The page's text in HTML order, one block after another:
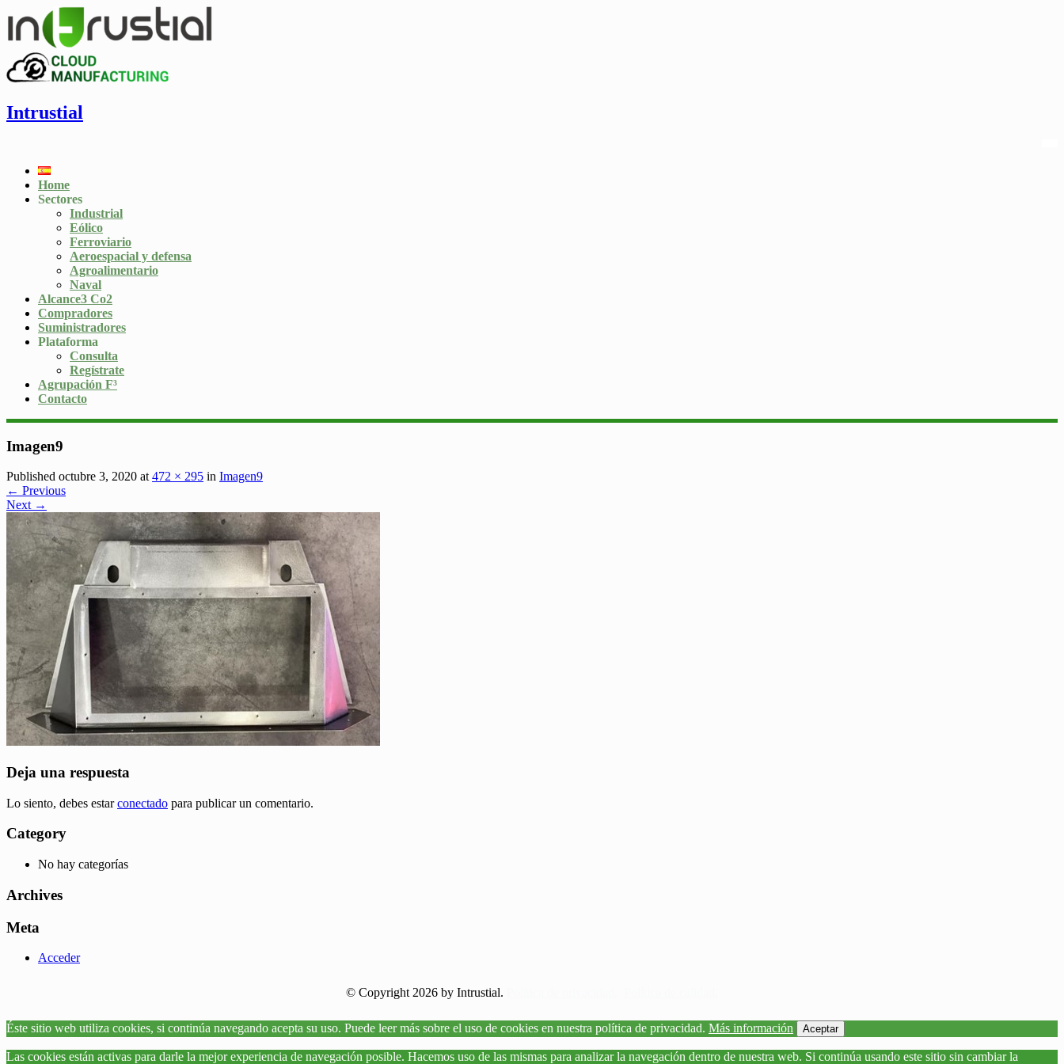
Intrustial
Home
Sectores
Industrial
Eólico
Ferroviario
Aeroespacial y defensa
Agroalimentario
Naval
Alcance3 Co2
Compradores
Suministradores
Plataforma
Consulta
Regístrate
Agrupación F³
Contacto
Imagen9
Published octubre 3, 2020 at 472 × 295 in Imagen9
← Previous
Next →
Deja una respuesta
Lo siento, debes estarconectado para publicar un comentario.
Category
No hay categorías
Archives
Meta
Acceder
© Copyright 2026 by Intrustial.
Éste sitio web utiliza cookies, si continúa navegando acepta su uso. Puede leer más sobre el uso de cookies en nuestra política de privacidad. Más información Aceptar
Las cookies están activas para darle la mejor experiencia de navegación posible. Hacemos uso de las mismas para analizar la navegación dentro de nuestra web. Si continúa usando este sitio sin cambiar la